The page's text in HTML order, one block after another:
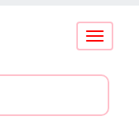
Conmutar